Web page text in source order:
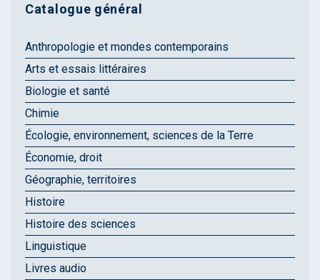
Catalogue général
Anthropologie et mondes contemporains
Arts et essais littéraires
Biologie et santé
Chimie
Écologie, environnement, sciences de la Terre
Économie, droit
Géographie, territoires
Histoire
Histoire des sciences
Linguistique
Livres audio